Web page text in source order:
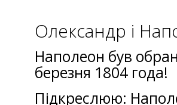
Олександр і
Наполеон був
березня 1804 года!
Підкреслюю: